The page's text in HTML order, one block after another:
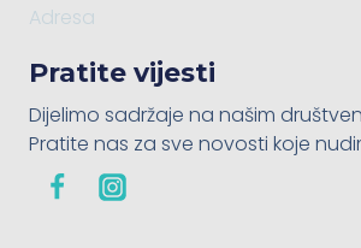
Pratite vijesti
Dijelimo sadržaje na našim
Pratite nas za sve novosti koje
Adresa